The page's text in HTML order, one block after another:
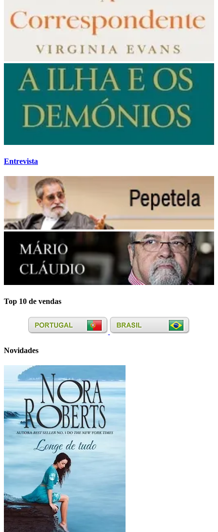
Entrevista
Top 10 de vendas
Novidades